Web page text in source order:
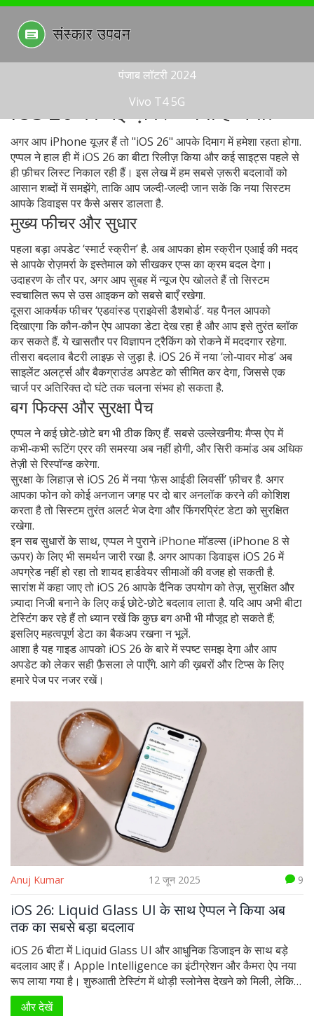
पंजाब लॉटरी 2024
Vivo T4 5G
iOS 26 की नई ख़बरें – क्या है नया?
अगर आप iPhone यूज़र हैं तो "iOS 26" आपके दिमाग में हमेशा रहता होगा.
एप्पल ने हाल ही में iOS 26 का बीटा रिलीज़ किया और कई साइट्स पहले से
ही फ़ीचर लिस्ट निकाल रही हैं। इस लेख में हम सबसे ज़रूरी बदलावों को
आसान शब्दों में समझेंगे, ताकि आप जल्दी‑जल्दी जान सकें कि नया सिस्टम
आपके डिवाइस पर कैसे असर डालता है.
मुख्य फीचर और सुधार
पहला बड़ा अपडेट ‘स्मार्ट स्क्रीन’ है. अब आपका होम स्क्रीन एआई की मदद
से आपके रोज़मर्रा के इस्तेमाल को सीखकर एप्स का क्रम बदल देगा।
उदाहरण के तौर पर, अगर आप सुबह में न्यूज ऐप खोलते हैं तो सिस्टम
स्वचालित रूप से उस आइकन को सबसे बाएँ रखेगा.
दूसरा आकर्षक फीचर ‘एडवांस्ड प्राइवेसी डैशबोर्ड’. यह पैनल आपको
दिखाएगा कि कौन‑कौन ऐप आपका डेटा देख रहा है और आप इसे तुरंत ब्लॉक
कर सकते हैं. ये खासतौर पर विज्ञापन ट्रैकिंग को रोकने में मददगार रहेगा.
तीसरा बदलाव बैटरी लाइफ़ से जुड़ा है. iOS 26 में नया ‘लो‑पावर मोड’ अब
साइलेंट अलर्ट्स और बैकग्राउंड अपडेट को सीमित कर देगा, जिससे एक
चार्ज पर अतिरिक्त दो घंटे तक चलना संभव हो सकता है.
बग फिक्स और सुरक्षा पैच
एप्पल ने कई छोटे‑छोटे बग भी ठीक किए हैं. सबसे उल्लेखनीय: मैप्स ऐप में
कभी‑कभी रूटिंग एरर की समस्या अब नहीं होगी, और सिरी कमांड अब अधिक
तेज़ी से रिस्पॉन्ड करेगा.
सुरक्षा के लिहाज़ से iOS 26 में नया ‘फ़ेस आईडी लिवर्सी’ फ़ीचर है. अगर
आपका फोन को कोई अनजान जगह पर दो बार अनलॉक करने की कोशिश
करता है तो सिस्टम तुरंत अलर्ट भेज देगा और फिंगरप्रिंट डेटा को सुरक्षित
रखेगा.
इन सब सुधारों के साथ, एप्पल ने पुराने iPhone मॉडल्स (iPhone 8 से
ऊपर) के लिए भी समर्थन जारी रखा है. अगर आपका डिवाइस iOS 26 में
अपग्रेड नहीं हो रहा तो शायद हार्डवेयर सीमाओं की वजह हो सकती है.
सारांश में कहा जाए तो iOS 26 आपके दैनिक उपयोग को तेज़, सुरक्षित और
ज़्यादा निजी बनाने के लिए कई छोटे‑छोटे बदलाव लाता है. यदि आप अभी बीटा
टेस्टिंग कर रहे हैं तो ध्यान रखें कि कुछ बग अभी भी मौजूद हो सकते हैं;
इसलिए महत्वपूर्ण डेटा का बैकअप रखना न भूलें.
आशा है यह गाइड आपको iOS 26 के बारे में स्पष्ट समझ देगा और आप
अपडेट को लेकर सही फ़ैसला ले पाएँगे. आगे की ख़बरों और टिप्स के लिए
हमारे पेज पर नजर रखें।
Anuj Kumar 12 जून 2025 9
iOS 26: Liquid Glass UI के साथ ऐप्पल ने किया अब
तक का सबसे बड़ा बदलाव
iOS 26 बीटा में Liquid Glass UI और आधुनिक डिजाइन के साथ बड़े
बदलाव आए हैं। Apple Intelligence का इंटीग्रेशन और कैमरा ऐप नया
रूप लाया गया है। शुरुआती टेस्टिंग में थोड़ी स्लोनेस देखने को मिली, लेकिन
यह अपडेट Apple की अब तक की सबसे बड़ा बदलाव है।
और देखें